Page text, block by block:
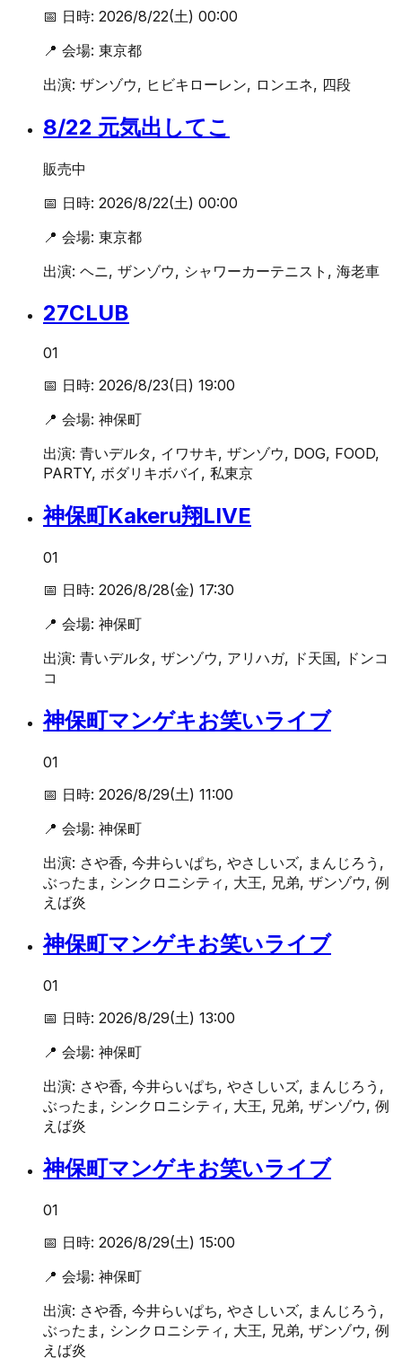
📅 日時: 2026/8/22(土) 00:00
📍 会場: 東京都
出演: ザンゾウ, ヒビキローレン, ロンエネ, 四段
8/22 元気出してこ
販売中
📅 日時: 2026/8/22(土) 00:00
📍 会場: 東京都
出演: ヘニ, ザンゾウ, シャワーカーテニスト, 海老車
27CLUB
01
📅 日時: 2026/8/23(日) 19:00
📍 会場: 神保町
出演: 青いデルタ, イワサキ, ザンゾウ, DOG, FOOD,
PARTY, ボダリキボバイ, 私東京
神保町Kakeru翔LIVE
01
📅 日時: 2026/8/28(金) 17:30
📍 会場: 神保町
出演: 青いデルタ, ザンゾウ, アリハガ, ド天国, ドンコ
コ
神保町マンゲキお笑いライブ
01
📅 日時: 2026/8/29(土) 11:00
📍 会場: 神保町
出演: さや香, 今井らいぱち, やさしいズ, まんじろう,
ぶったま, シンクロニシティ, 大王, 兄弟, ザンゾウ, 例
えば炎
神保町マンゲキお笑いライブ
01
📅 日時: 2026/8/29(土) 13:00
📍 会場: 神保町
出演: さや香, 今井らいぱち, やさしいズ, まんじろう,
ぶったま, シンクロニシティ, 大王, 兄弟, ザンゾウ, 例
えば炎
神保町マンゲキお笑いライブ
01
📅 日時: 2026/8/29(土) 15:00
📍 会場: 神保町
出演: さや香, 今井らいぱち, やさしいズ, まんじろう,
ぶったま, シンクロニシティ, 大王, 兄弟, ザンゾウ, 例
えば炎